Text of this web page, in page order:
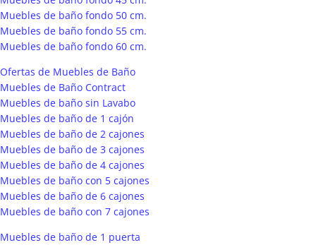
Muebles de baño fondo 50 cm.
Muebles de baño fondo 55 cm.
Muebles de baño fondo 60 cm.
Ofertas de Muebles de Baño
Muebles de Baño Contract
Muebles de baño sin Lavabo
Muebles de baño de 1 cajón
Muebles de baño de 2 cajones
Muebles de baño de 3 cajones
Muebles de baño de 4 cajones
Muebles de baño con 5 cajones
Muebles de baño de 6 cajones
Muebles de baño con 7 cajones
Muebles de baño de 1 puerta